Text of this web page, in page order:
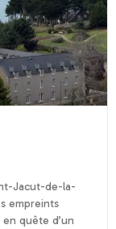
Jacut-de-la-
empreints
quête d’un